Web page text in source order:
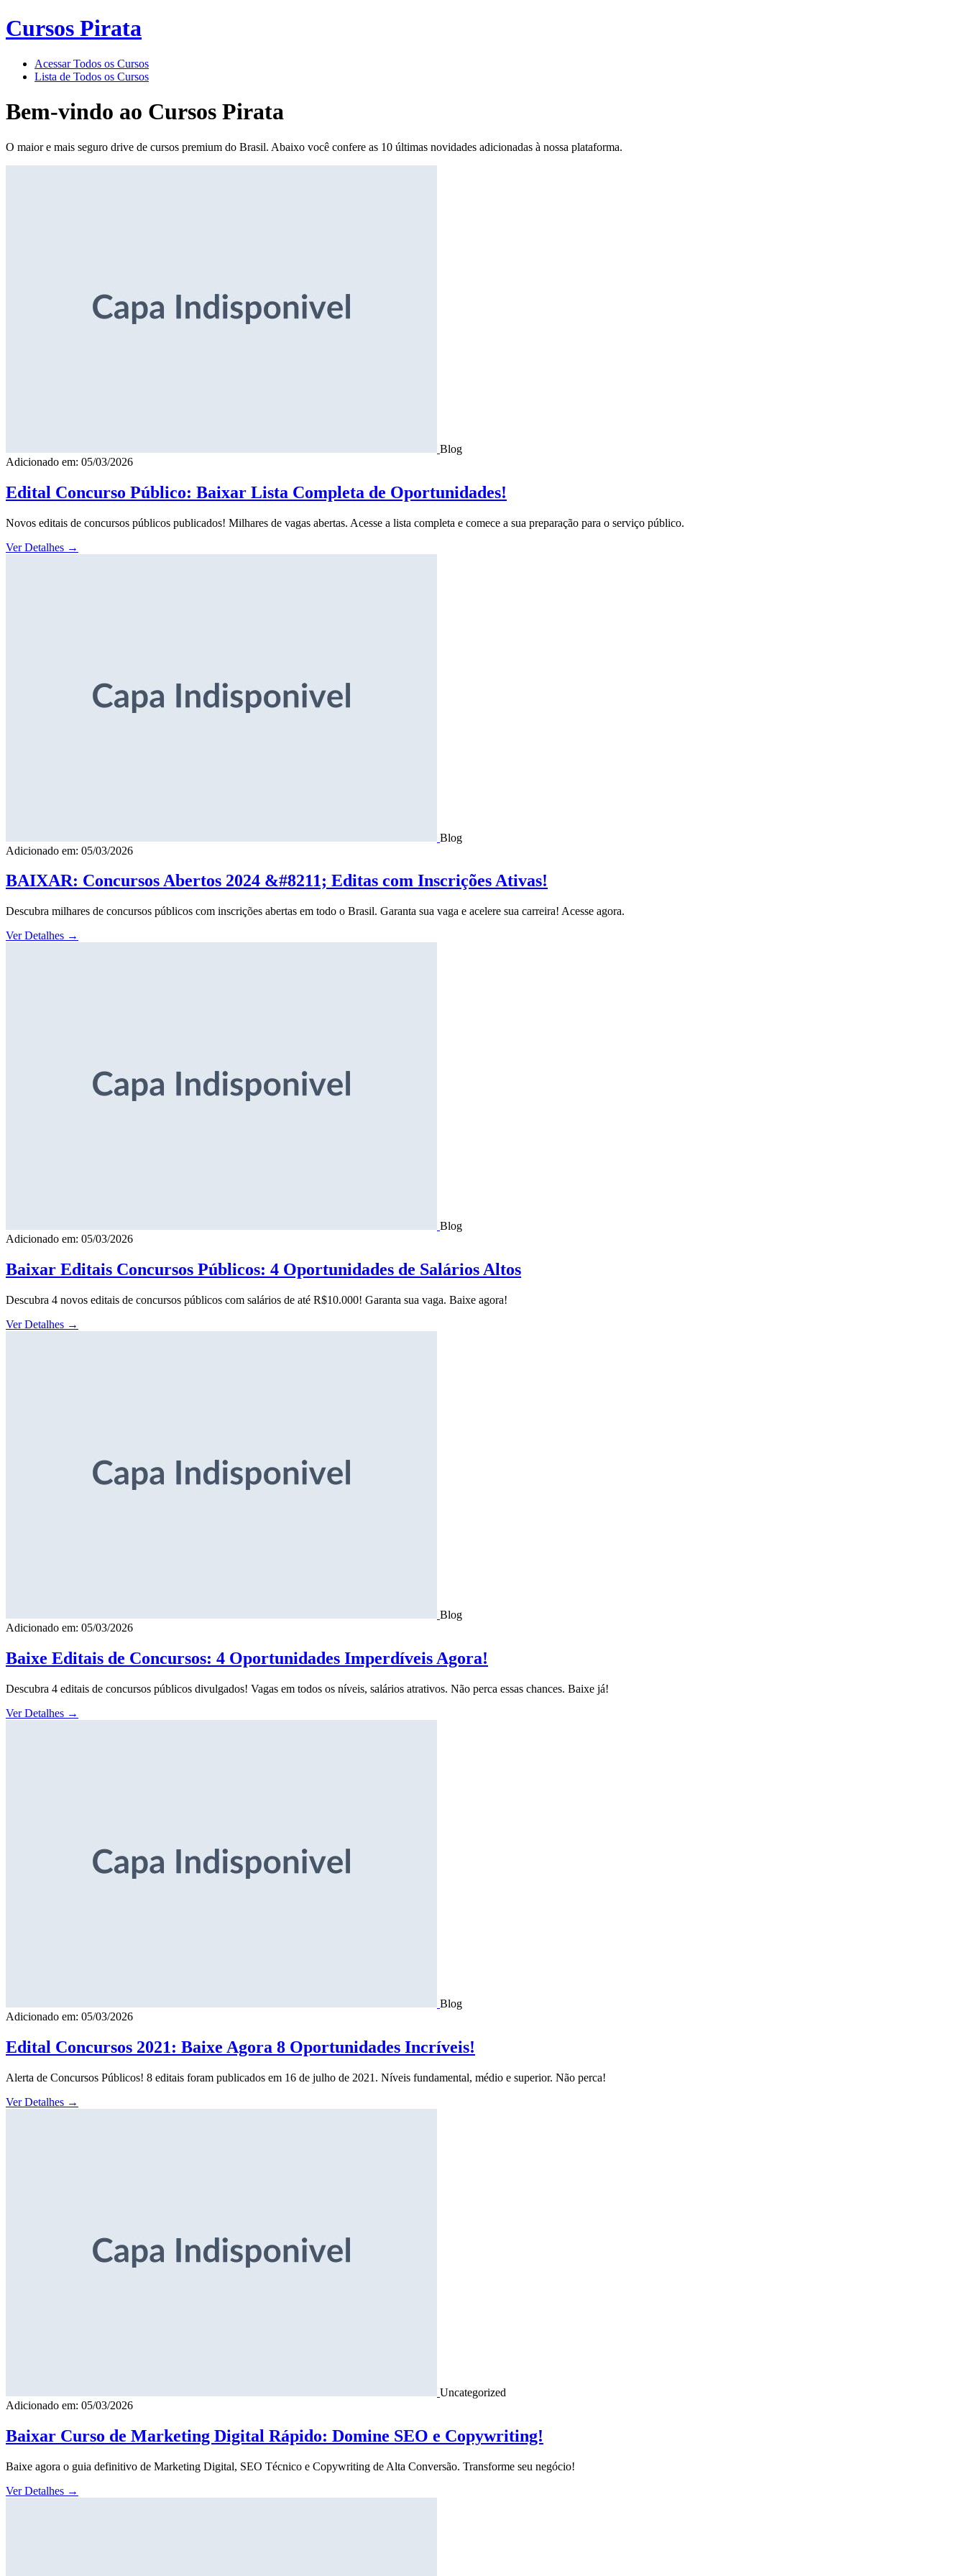
Cursos Pirata
Acessar Todos os Cursos
Lista de Todos os Cursos
Bem-vindo ao Cursos Pirata
O maior e mais seguro drive de cursos premium do Brasil. Abaixo você confere as 10 últimas novidades adicionadas à nossa plataforma.
Blog
Adicionado em: 05/03/2026
Edital Concurso Público: Baixar Lista Completa de Oportunidades!
Novos editais de concursos públicos publicados! Milhares de vagas abertas. Acesse a lista completa e comece a sua preparação para o serviço público.
Ver Detalhes →
Blog
Adicionado em: 05/03/2026
BAIXAR: Concursos Abertos 2024 &#8211; Editas com Inscrições Ativas!
Descubra milhares de concursos públicos com inscrições abertas em todo o Brasil. Garanta sua vaga e acelere sua carreira! Acesse agora.
Ver Detalhes →
Blog
Adicionado em: 05/03/2026
Baixar Editais Concursos Públicos: 4 Oportunidades de Salários Altos
Descubra 4 novos editais de concursos públicos com salários de até R$10.000! Garanta sua vaga. Baixe agora!
Ver Detalhes →
Blog
Adicionado em: 05/03/2026
Baixe Editais de Concursos: 4 Oportunidades Imperdíveis Agora!
Descubra 4 editais de concursos públicos divulgados! Vagas em todos os níveis, salários atrativos. Não perca essas chances. Baixe já!
Ver Detalhes →
Blog
Adicionado em: 05/03/2026
Edital Concursos 2021: Baixe Agora 8 Oportunidades Incríveis!
Alerta de Concursos Públicos! 8 editais foram publicados em 16 de julho de 2021. Níveis fundamental, médio e superior. Não perca!
Ver Detalhes →
Uncategorized
Adicionado em: 05/03/2026
Baixar Curso de Marketing Digital Rápido: Domine SEO e Copywriting!
Baixe agora o guia definitivo de Marketing Digital, SEO Técnico e Copywriting de Alta Conversão. Transforme seu negócio!
Ver Detalhes →